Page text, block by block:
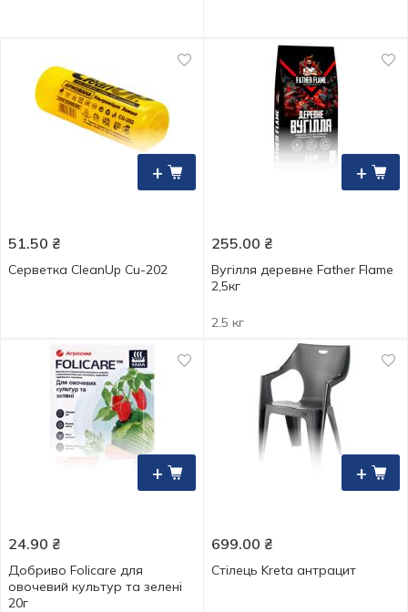
+
51.50 ₴
Серветка CleanUp Cu-202
+
255.00 ₴
Вугілля деревне Father Flame
2,5кг
2.5 кг
+
24.90 ₴
Добриво Folicare для
овочевий культур та зелені
20г
+
699.00 ₴
Стілець Kreta антрацит